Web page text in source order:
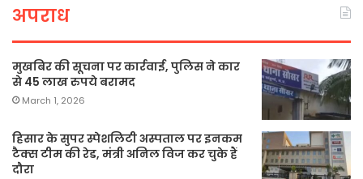
अपराध
मुखबिर की सूचना पर कार्रवाई, पुलिस ने कार
से 45 लाख रुपये बरामद
March 1, 2026
हिसार के सुपर स्पेशलिटी अस्पताल पर इनकम
टैक्स टीम की रेड, मंत्री अनिल विज कर चुके हैं
दौरा